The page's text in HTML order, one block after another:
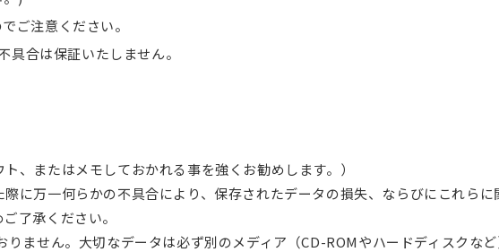
ご注意ください。
合は保証いたしません。
、またはメモしておかれる事を強くお勧めします。）
際に万一何らかの不具合により、保存されたデータの損失、ならびにこれら
了承ください。
りません。大切なデータは必ず別のメディア（CD-ROMやハードディスクな